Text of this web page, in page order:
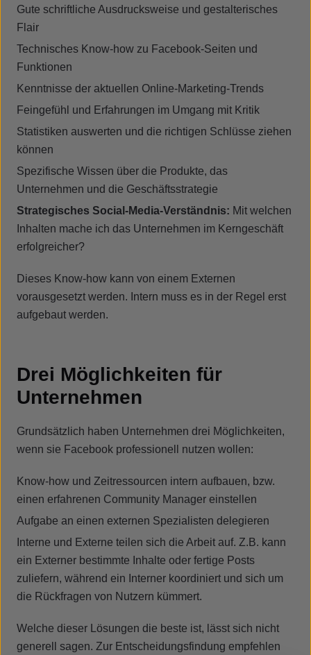
Gute schriftliche Ausdrucksweise und gestalterisches
Flair
Technisches Know-how zu Facebook-Seiten und
Funktionen
Kenntnisse der aktuellen Online-Marketing-Trends
Feingefühl und Erfahrungen im Umgang mit Kritik
Statistiken auswerten und die richtigen Schlüsse ziehen
können
Spezifische Wissen über die Produkte, das
Unternehmen und die Geschäftsstrategie
Strategisches Social-Media-Verständnis: Mit welchen
Inhalten mache ich das Unternehmen im Kerngeschäft
erfolgreicher?
Dieses Know-how kann von einem Externen
vorausgesetzt werden. Intern muss es in der Regel erst
aufgebaut werden.
Drei Möglichkeiten für
Unternehmen
Grundsätzlich haben Unternehmen drei Möglichkeiten,
wenn sie Facebook professionell nutzen wollen:
Know-how und Zeitressourcen intern aufbauen, bzw.
einen erfahrenen Community Manager einstellen
Aufgabe an einen externen Spezialisten delegieren
Interne und Externe teilen sich die Arbeit auf. Z.B. kann
ein Externer bestimmte Inhalte oder fertige Posts
zuliefern, während ein Interner koordiniert und sich um
die Rückfragen von Nutzern kümmert.
Welche dieser Lösungen die beste ist, lässt sich nicht
generell sagen. Zur Entscheidungsfindung empfehlen